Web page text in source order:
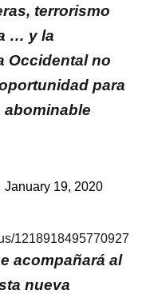
terrorismo
… y la
Occidental no
para
abominable
January 19, 2020
acompañará al
nueva